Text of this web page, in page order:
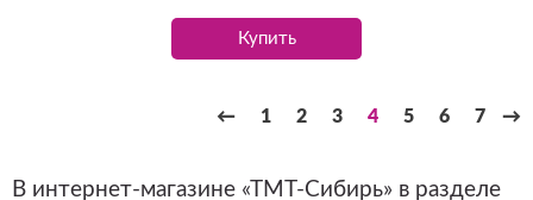
Купить
← 1 2 3 4 5 6 7 →
В интернет-магазине «ТМТ-Сибирь» в разделе